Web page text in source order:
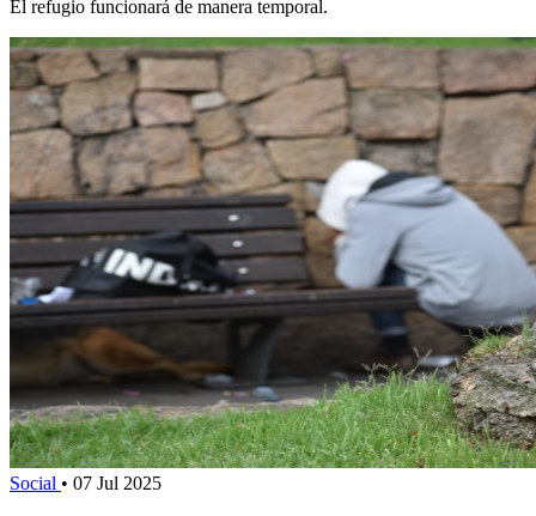
El refugio funcionará de manera temporal.
Social • 07 Jul 2025